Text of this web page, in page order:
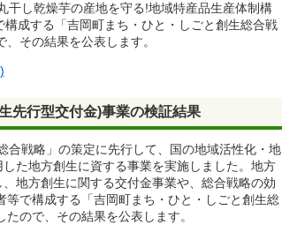
干し乾燥芋の産地を守る!地域特産品生産体制構
成する「吉岡町まち・ひと・しごと創生総合戦
その結果を公表します。
先行型交付金)事業の検証結果
戦略」の策定に先行して、国の地域活性化・地
た地方創生に資する事業を実施しました。地方
地方創生に関する交付金事業や、総合戦略の効
で構成する「吉岡町まち・ひと・しごと創生総
ので、その結果を公表します。